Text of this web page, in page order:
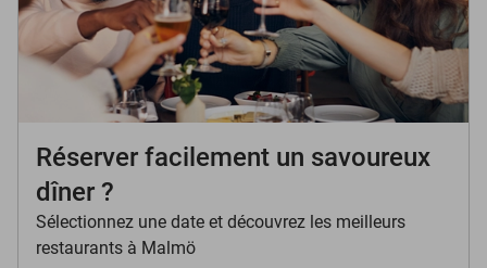
Réserver facilement un savoureux
dîner ?
Sélectionnez une date et découvrez les meilleurs
restaurants à Malmö